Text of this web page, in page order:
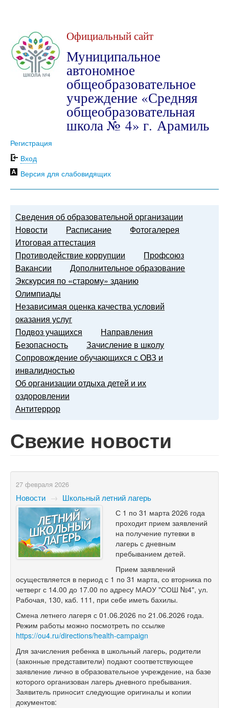
Официальный сайт
Муниципальное
автономное
общеобразовательное
учреждение «Средняя
общеобразовательная
школа № 4» г. Арамиль
Регистрация
Вход
Версия для слабовидящих
Сведения об образовательной организации
Новости
Расписание
Фотогалерея
Итоговая аттестация
Противодействие коррупции
Профсоюз
Вакансии
Дополнительное образование
Экскурсия по «старому» зданию
Олимпиады
Независимая оценка качества условий
оказания услуг
Подвоз учащихся
Направления
Безопасность
Зачисление в школу
Сопровождение обучающихся с ОВЗ и
инвалидностью
Об организации отдыха детей и их
оздоровлении
Антитеррор
Свежие новости
27 февраля 2026
Новости → Школьный летний лагерь
С 1 по 31 марта 2026 года
проходит прием заявлений
на получение путевки в
лагерь с дневным
пребыванием детей.
Прием заявлений
осуществляется в период с 1 по 31 марта, со вторника по
четверг с 14.00 до 17.00 по адресу МАОУ "СОШ №4", ул.
Рабочая, 130, каб. 111, при себе иметь бахилы.
Смена летнего лагеря с 01.06.2026 по 21.06.2026 года.
Режим работы можно посмотреть по ссылке
https://ou4.ru/directions/health-campaign
Для зачисления ребенка в школьный лагерь, родители
(законные представители) подают соответствующее
заявление лично в образовательное учреждение, на базе
которого организован лагерь дневного пребывания.
Заявитель приносит следующие оригиналы и копии
документов: